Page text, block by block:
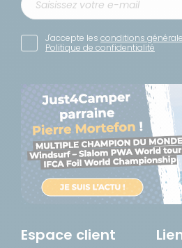
J'accepte les conditions
Politique de confidentialité
Espace client